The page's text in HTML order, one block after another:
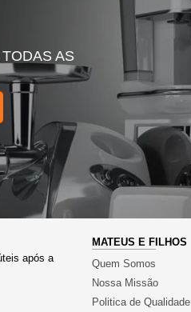
AS
após a
MATEUS E FILHOS
Quem Somos
Nossa Missão
Politica de Qualidade